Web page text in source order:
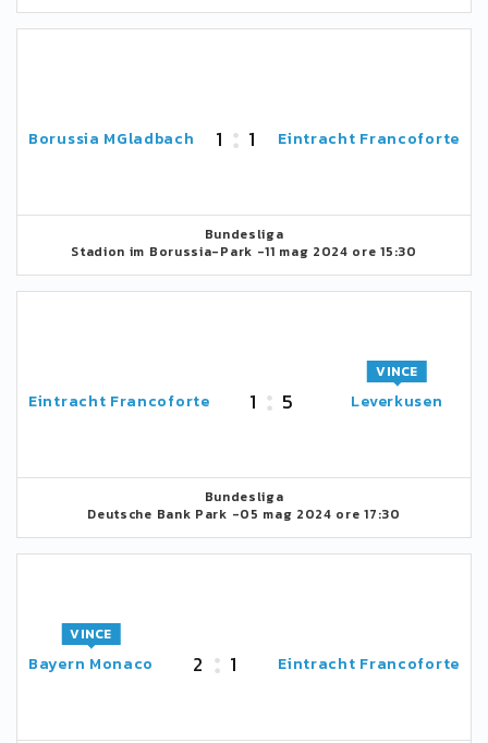
Borussia MGladbach 1 1 Eintracht Francoforte
Bundesliga
Stadion im Borussia-Park -11 mag 2024 ore 15:30
Eintracht Francoforte 1 5 Leverkusen
VINCE
Bundesliga
Deutsche Bank Park -05 mag 2024 ore 17:30
Bayern Monaco
VINCE
2 1 Eintracht Francoforte